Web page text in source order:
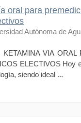
oral para
Autónoma de
VIA ORAL
ELECTIVOS Hoy
siendo ideal ...